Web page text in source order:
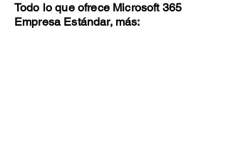
Todo lo que ofrece Microsoft 365
Empresa Estándar, más: